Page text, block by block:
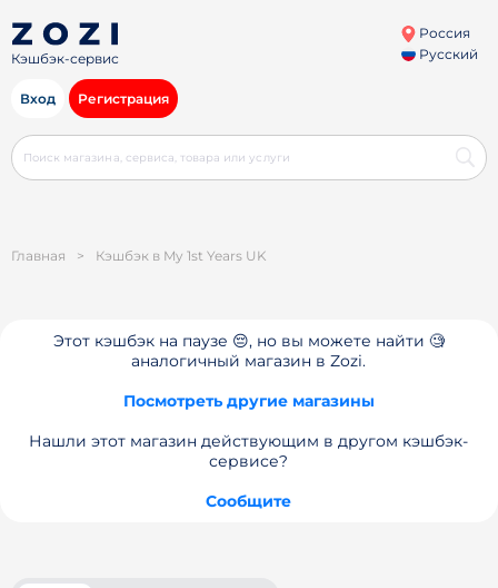
Кэшбэк-сервис
Россия
Русский
Вход Регистрация
Главная > Кэшбэк в My 1st Years UK
Этот кэшбэк на паузе 😔, но вы можете найти 🧐
аналогичный магазин в Zozi.
Посмотреть другие магазины
Нашли этот магазин действующим в другом кэшбэк-
сервисе?
Сообщите